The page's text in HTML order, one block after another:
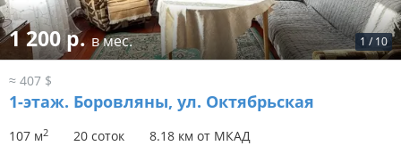
1 / 10
1 200 р.в мес.
≈ 407 $
1-этаж. Боровляны, ул. Октябрьская
107 м2 20 соток 8.18 км от МКАД